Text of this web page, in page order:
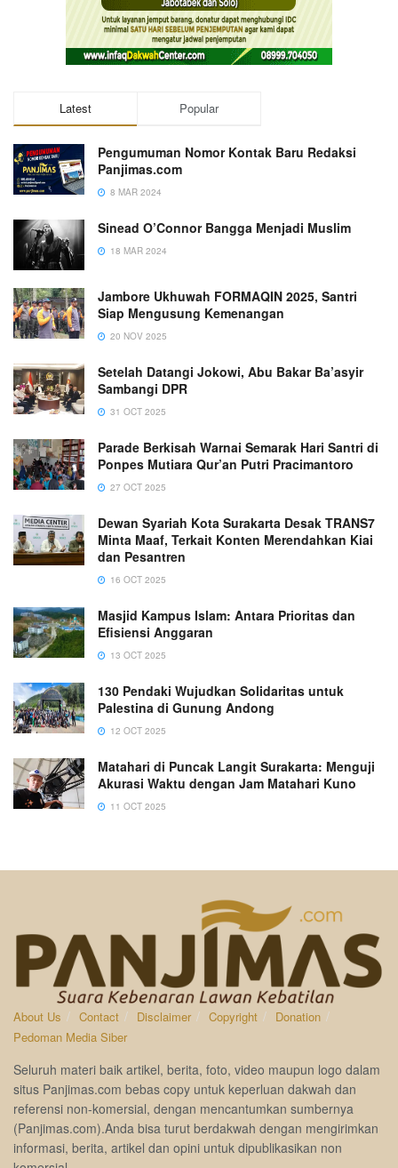
Latest Popular
Pengumuman Nomor Kontak Baru Redaksi
Panjimas.com
8 MAR 2024
Sinead O’Connor Bangga Menjadi Muslim
18 MAR 2024
Jambore Ukhuwah FORMAQIN 2025, Santri
Siap Mengusung Kemenangan
20 NOV 2025
Setelah Datangi Jokowi, Abu Bakar Ba’asyir
Sambangi DPR
31 OCT 2025
Parade Berkisah Warnai Semarak Hari Santri di
Ponpes Mutiara Qur’an Putri Pracimantoro
27 OCT 2025
Dewan Syariah Kota Surakarta Desak TRANS7
Minta Maaf, Terkait Konten Merendahkan Kiai
dan Pesantren
16 OCT 2025
Masjid Kampus Islam: Antara Prioritas dan
Efisiensi Anggaran
13 OCT 2025
130 Pendaki Wujudkan Solidaritas untuk
Palestina di Gunung Andong
12 OCT 2025
Matahari di Puncak Langit Surakarta: Menguji
Akurasi Waktu dengan Jam Matahari Kuno
11 OCT 2025
About Us Contact Disclaimer Copyright
Donation
Pedoman Media Siber
Seluruh materi baik artikel, berita, foto, video maupun logo dalam
situs Panjimas.com bebas copy untuk keperluan dakwah dan
referensi non-komersial, dengan mencantumkan sumbernya
(Panjimas.com).Anda bisa turut berdakwah dengan mengirimkan
informasi, berita, artikel dan opini untuk dipublikasikan non